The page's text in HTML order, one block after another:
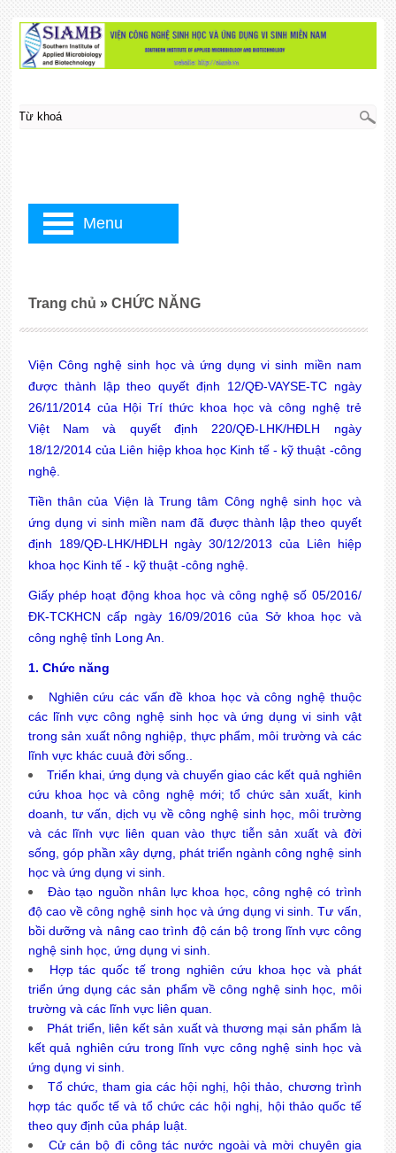
Viện Công nghệ sinh học và ứng dụng vi sinh miền nam
được thành lập theo quyết định 12/QĐ-VAYSE-TC ngày
26/11/2014 của Hội Trí thức khoa học và công nghệ trẻ
Việt Nam và quyết định 220/QĐ-LHK/HĐLH ngày
18/12/2014 của Liên hiệp khoa học Kinh tế - kỹ thuật -công
nghệ.
Tiền thân của Viện là Trung tâm Công nghệ sinh học và
ứng dụng vi sinh miền nam đã được thành lập theo quyết
định 189/QĐ-LHK/HĐLH ngày 30/12/2013 của Liên hiệp
khoa học Kinh tế - kỹ thuật -công nghệ.
Giấy phép hoạt động khoa học và công nghệ số 05/2016/
ĐK-TCKHCN cấp ngày 16/09/2016 của Sở khoa học và
công nghệ tỉnh Long An.
1. Chức năng
Nghiên cứu các vấn đề khoa học và công nghệ thuộc
các lĩnh vực công nghệ sinh học và ứng dụng vi sinh vật
trong sản xuất nông nghiệp, thực phẩm, môi trường và các
lĩnh vực khác cuuả đời sống..
Triển khai, ứng dụng và chuyển giao các kết quả nghiên
cứu khoa học và công nghệ mới; tổ chức sản xuất, kinh
doanh, tư vấn, dịch vụ về công nghệ sinh học, môi trường
và các lĩnh vực liên quan vào thực tiễn sản xuất và đời
sống, góp phần xây dựng, phát triển ngành công nghệ sinh
học và ứng dụng vi sinh.
Đào tạo nguồn nhân lực khoa học, công nghệ có trình
độ cao về công nghệ sinh học và ứng dụng vi sinh. Tư vấn,
bồi dưỡng và nâng cao trình độ cán bộ trong lĩnh vực công
nghệ sinh học, ứng dụng vi sinh.
Hợp tác quốc tế trong nghiên cứu khoa học và phát
triển ứng dụng các sản phẩm về công nghệ sinh học, môi
trường và các lĩnh vực liên quan.
Phát triển, liên kết sản xuất và thương mại sản phẩm là
kết quả nghiên cứu trong lĩnh vực công nghệ sinh học và
ứng dụng vi sinh.
Tổ chức, tham gia các hội nghị, hội thảo, chương trình
hợp tác quốc tế và tổ chức các hội nghị, hội thảo quốc tế
theo quy định của pháp luật.
Cử cán bộ đi công tác nước ngoài và mời chuyên gia
Trang chủ » CHỨC NĂNG
Menu